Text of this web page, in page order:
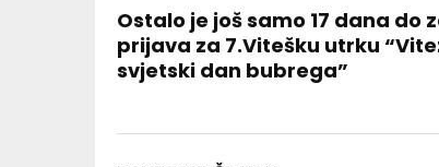
Ostalo je još samo 17 dana do
prijava za 7.Vitešku utrku
svjetski dan bubrega”